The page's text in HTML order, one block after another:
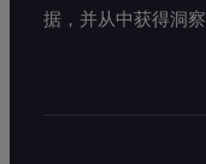
据，并从中获得洞察